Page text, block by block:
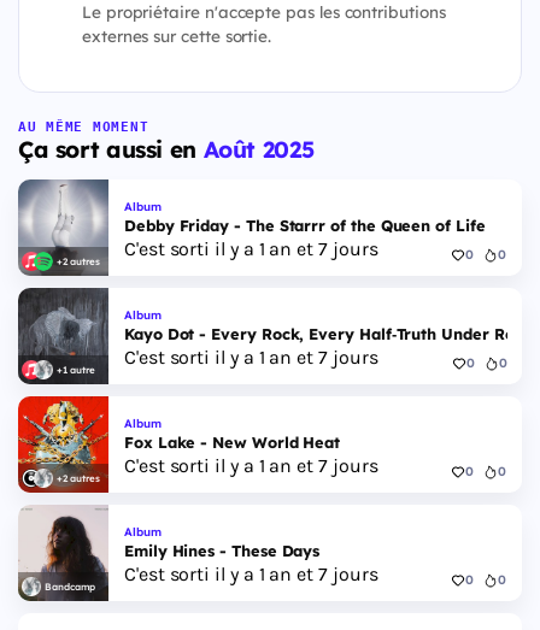
Le propriétaire n'accepte pas les contributions
externes sur cette sortie.
AU MÊME MOMENT
Ça sort aussi en Août 2025
+2 autres
Album
Debby Friday - The Starrr of the Queen of Life
C'est sorti il y a 1 an et 7 jours 0 0
+1 autre
Album
Kayo Dot - Every Rock, Every Half‐Truth Under
C'est sorti il y a 1 an et 7 jours 0 0
+2 autres
Album
Fox Lake - New World Heat
C'est sorti il y a 1 an et 7 jours 0 0
Bandcamp
Album
Emily Hines - These Days
C'est sorti il y a 1 an et 7 jours 0 0